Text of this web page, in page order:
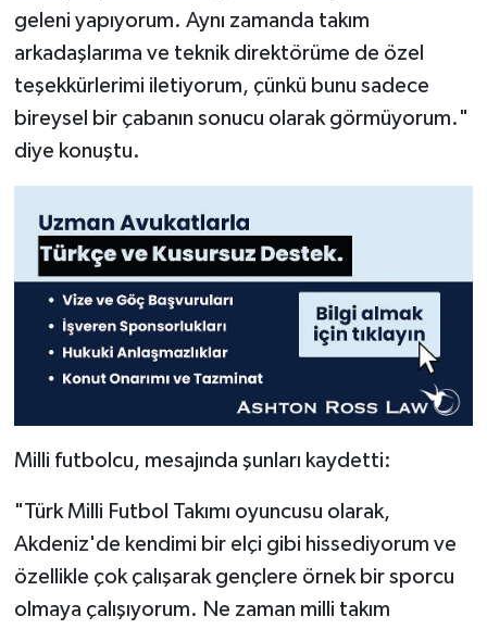
geleni yapıyorum. Aynı zamanda takım
arkadaşlarıma ve teknik direktörüme de özel
teşekkürlerimi iletiyorum, çünkü bunu sadece
bireysel bir çabanın sonucu olarak görmüyorum."
diye konuştu.
Milli futbolcu, mesajında şunları kaydetti:
"Türk Milli Futbol Takımı oyuncusu olarak,
Akdeniz'de kendimi bir elçi gibi hissediyorum ve
özellikle çok çalışarak gençlere örnek bir sporcu
olmaya çalışıyorum. Ne zaman milli takım